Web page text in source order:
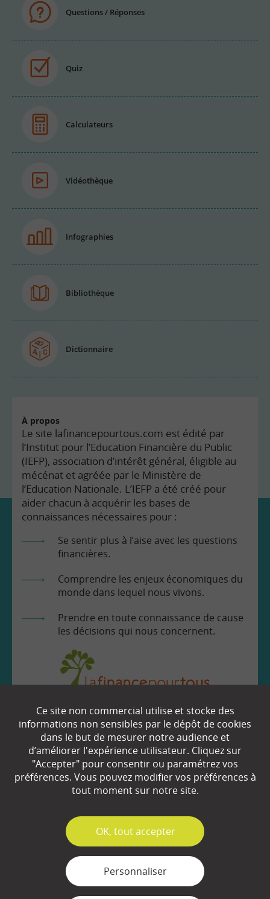
Questions / Réponses
Quiz
Calculateurs
Vidéothèque
Infographies
Bibliothèque
Dictionnaire
À propos
Le site lafinancepourtous.com est édité par
l’Institut pour l’Education Financière du Public
(IEFP), association d’intérêt général, éligible au
mécénat et agréée par le Ministère de
l’Education Nationale. L’IEFP a été créé pour
aider chacun à acquérir les bases de
connaissances nécessaires pour :
Se sentir plus à l’aise avec les questions
financières.
Comprendre les enjeux économiques du
monde dans lequel nous vivons.
Prendre en toute connaissance de cause
les décisions qui nous concernent.
EN SAVOIR
Qui sommes-nous ?
Partenaires
Plan du site
Mentions légales
Ce site non commercial utilise et stocke des
informations non sensibles par le dépôt de cookies
dans le but de mesurer notre audience et
d’améliorer l'expérience utilisateur. Cliquez sur
"Accepter" pour consentir ou paramétrez vos
préférences. Vous pouvez modifier vos préférences à
tout moment sur notre site.
✓
OK, tout accepter
Personnaliser